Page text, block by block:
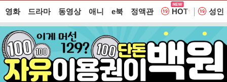
영화 드라마 동영상 애니 e북 정액관 HOT 웹
성인